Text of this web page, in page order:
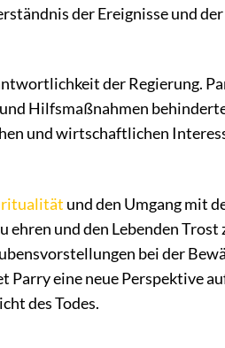
der Ereignisse und der
der Regierung.
Hilfsmaßnahmen
und wirtschaftlichen
und den Umgang mit
und den Lebenden Trost
bei der
eine neue Perspektive
des Todes.